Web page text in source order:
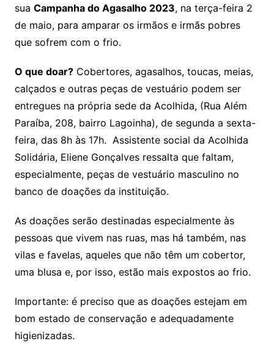
sua Campanha do Agasalho 2023, na terça-feira 2
de maio, para amparar os irmãos e irmãs pobres
que sofrem com o frio.
O que doar?Cobertores, agasalhos, toucas, meias,
calçados e outras peças de vestuário podem ser
entregues na própria sede da Acolhida, (Rua Além
Paraíba, 208, bairro Lagoinha), de segunda a sexta-
feira, das 8h às 17h. Assistente social da Acolhida
Solidária, Eliene Gonçalves ressalta que faltam,
especialmente, peças de vestuário masculino no
banco de doações da instituição.
As doações serão destinadas especialmente às
pessoas que vivem nas ruas, mas há também, nas
vilas e favelas, aqueles que não têm um cobertor,
uma blusa e, por isso, estão mais expostos ao frio.
Importante: é preciso que as doações estejam em
bom estado de conservação e adequadamente
higienizadas.